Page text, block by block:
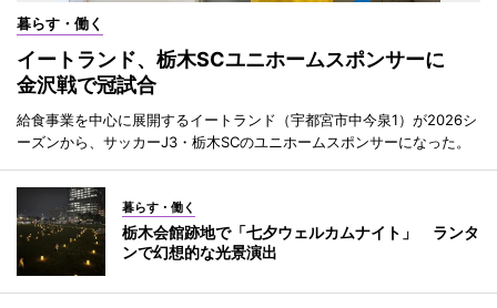
暮らす・働く
イートランド、栃木SCユニホームスポンサーに
金沢戦で冠試合
給食事業を中心に展開するイートランド（宇都宮市中今泉1）が2026シ
ーズンから、サッカーJ3・栃木SCのユニホームスポンサーになった。
暮らす・働く
栃木会館跡地で「七夕ウェルカムナイト」 ランタ
ンで幻想的な光景演出